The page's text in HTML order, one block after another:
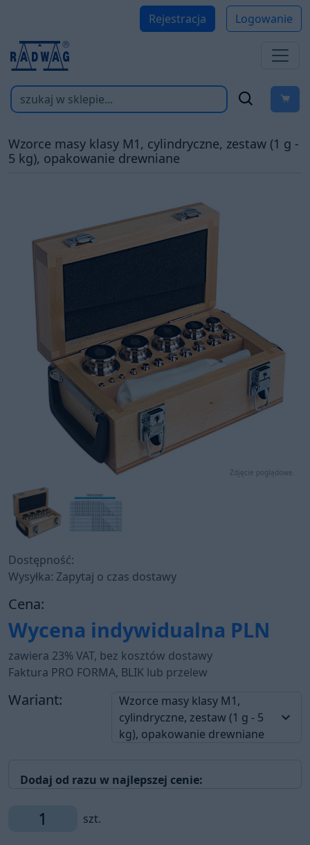
Rejestracja Logowanie
Wzorce masy klasy M1, cylindryczne, zestaw (1 g -
5 kg), opakowanie drewniane
Zdjęcie poglądowe.
Dostępność:
Wysyłka: Zapytaj o czas dostawy
Cena:
Wycena indywidualna PLN
zawiera 23% VAT, bez kosztów dostawy
Faktura PRO FORMA, BLIK lub przelew
Wariant:
Wzorce masy klasy M1,
cylindryczne, zestaw (1 g - 5
kg), opakowanie drewniane
keyboard_arrow_down
Dodaj od razu w najlepszej cenie:
szt.